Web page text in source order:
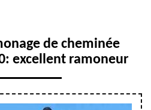
de cheminée
excellent ramoneur